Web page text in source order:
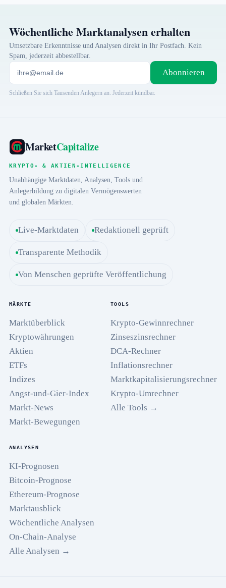
Wöchentliche Marktanalysen erhalten
Umsetzbare Erkenntnisse und Analysen direkt in Ihr Postfach. Kein
Spam, jederzeit abbestellbar.
Abonnieren
Schließen Sie sich Tausenden Anlegern an. Jederzeit kündbar.
MarketCapitalize
KRYPTO- & AKTIEN-INTELLIGENCE
Unabhängige Marktdaten, Analysen, Tools und
Anlegerbildung zu digitalen Vermögenswerten
und globalen Märkten.
Live-Marktdaten Redaktionell geprüft
Transparente Methodik
Von Menschen geprüfte Veröffentlichung
MÄRKTE
Marktüberblick
Kryptowährungen
Aktien
ETFs
Indizes
Angst-und-Gier-Index
Markt-News
Markt-Bewegungen
TOOLS
Krypto-Gewinnrechner
Zinseszinsrechner
DCA-Rechner
Inflationsrechner
Marktkapitalisierungsrechner
Krypto-Umrechner
Alle Tools →
ANALYSEN
KI-Prognosen
Bitcoin-Prognose
Ethereum-Prognose
Marktausblick
Wöchentliche Analysen
On-Chain-Analyse
Alle Analysen →